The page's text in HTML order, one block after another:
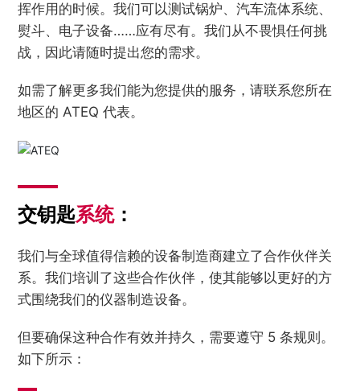
挥作用的时候。我们可以测试锅炉、汽车流体系统、
熨斗、电子设备……应有尽有。我们从不畏惧任何挑
战，因此请随时提出您的需求。
如需了解更多我们能为您提供的服务，请联系您所在
地区的 ATEQ 代表。
交钥匙系统：
我们与全球值得信赖的设备制造商建立了合作伙伴关
系。我们培训了这些合作伙伴，使其能够以更好的方
式围绕我们的仪器制造设备。
但要确保这种合作有效并持久，需要遵守 5 条规则。
如下所示：